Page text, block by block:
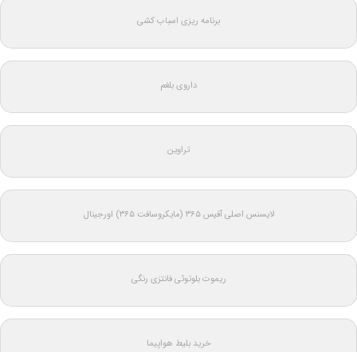
برنامه ریزی اسباب کشی
داروی بلغم
تراوین
لایسنس اصلی آفیس ۳۶۵ (مایکروسافت ۳۶۵) اورجینال
ریموت بلوتوثی فانتزی رنگی
خرید بلیط هواپیما